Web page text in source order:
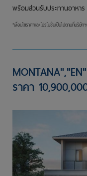
พร้อมส่วนรับประทานอาหาร
*เงื่อนไขราคาและโปรโมชั่นเป็นไปตามที่บริษัท
ราคา